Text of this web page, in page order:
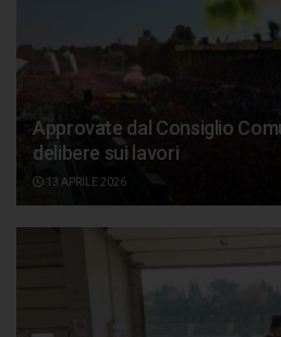
Approvate dal Consiglio
delibere sui lavori
13 APRILE 2026